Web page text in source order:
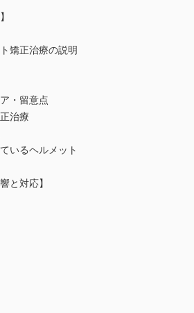
矯正治療の説明
・留意点
治療
いるヘルメット
と対応】